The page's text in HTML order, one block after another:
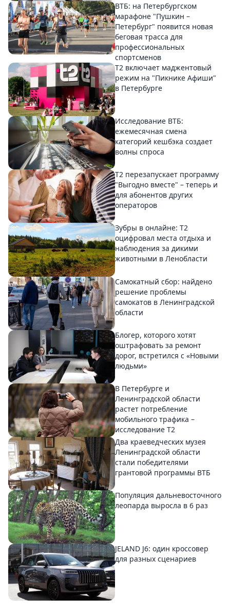
ВТБ: на Петербургском
марафоне "Пушкин –
Петербург" появится новая
беговая трасса для
профессиональных
спортсменов
Т2 включает маджентовый
режим на "Пикнике Афиши"
в Петербурге
Исследование ВТБ:
ежемесячная смена
категорий кешбэка создает
волны спроса
Т2 перезапускает программу
"Выгодно вместе" – теперь и
для абонентов других
операторов
Зубры в онлайне: Т2
оцифровал места отдыха и
наблюдения за дикими
животными в Ленобласти
Самокатный сбор: найдено
решение проблемы
самокатов в Ленинградской
области
Блогер, которого хотят
оштрафовать за ремонт
дорог, встретился с «Новыми
людьми»
В Петербурге и
Ленинградской области
растет потребление
мобильного трафика –
исследование T2
Два краеведческих музея
Ленинградской области
стали победителями
грантовой программы ВТБ
Популяция дальневосточного
леопарда выросла в 6 раз
JELAND J6: один кроссовер
для разных сценариев